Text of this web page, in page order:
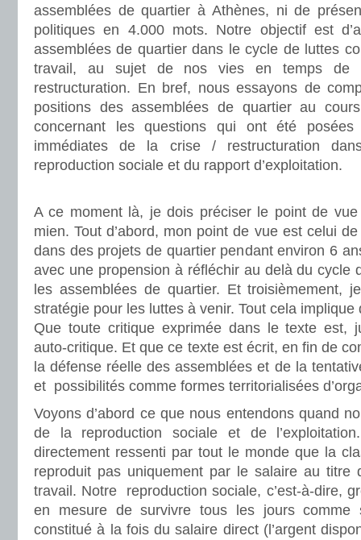
assemblées de quartier à Athènes, ni de
politiques en 4.000 mots. Notre objectif est
assemblées de quartier dans le cycle de luttes
travail, au sujet de nos vies en temps de
restructuration. En bref, nous essayons de
positions des assemblées de quartier au
concernant les questions qui ont été posées
immédiates de la crise / restructuration
reproduction sociale et du rapport d’exploitation.
A ce moment là, je dois préciser le point de
mien. Tout d’abord, mon point de vue est celui
dans des projets de quartier pendant environ 6
avec une propension à réfléchir au delà du cycle
les assemblées de quartier. Et troisièmement,
stratégie pour les luttes à venir. Tout cela
Que toute critique exprimée dans le texte est,
auto-critique. Et que ce texte est écrit, en fin de
la défense réelle des assemblées et de la
et possibilités comme formes territorialisées
Voyons d’abord ce que nous entendons quand
de la reproduction sociale et de
directement ressenti par tout le monde que la
reproduit pas uniquement par le salaire au titre
travail. Notre reproduction sociale, c’est-à-dire,
en mesure de survivre tous les jours
constitué à la fois du salaire direct (l’argent